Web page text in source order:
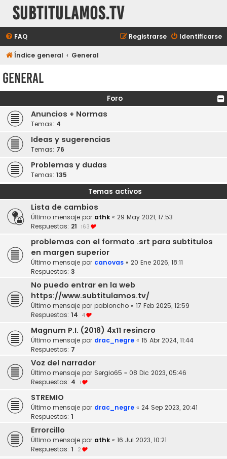
subtitulamos.tv
FAQ Identificarse
Registrarse
Índice general General
General
Foro
Anuncios + Normas
Temas: 4
Ideas y sugerencias
Temas: 76
Problemas y dudas
Temas: 135
Temas activos
Lista de cambios
Último mensaje por athk « 29 May 2021, 17:53
Respuestas: 21 163
problemas con el formato .srt para subtitulos
en margen superior
Último mensaje por canovas « 20 Ene 2026, 18:11
Respuestas: 3
No puedo entrar en la web
https://www.subtitulamos.tv/
Último mensaje por pabloncho « 17 Feb 2025, 12:59
Respuestas: 14 4
Magnum P.I. (2018) 4x11 resincro
Último mensaje por drac_negre « 15 Abr 2024, 11:44
Respuestas: 7
Voz del narrador
Último mensaje por Sergio65 « 08 Dic 2023, 05:46
Respuestas: 4 1
STREMIO
Último mensaje por drac_negre « 24 Sep 2023, 20:41
Respuestas: 1
Errorcillo
Último mensaje por athk « 16 Jul 2023, 10:21
Respuestas: 1 2